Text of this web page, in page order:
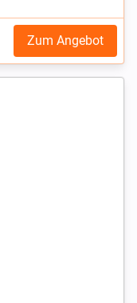
Zum Angebot